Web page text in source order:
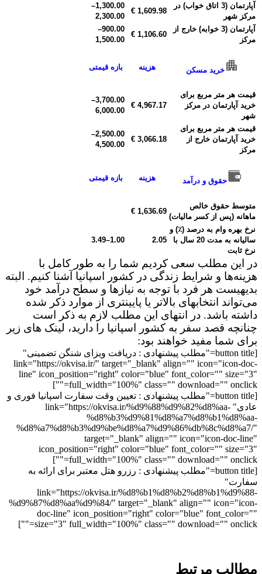
آپارتمان (3 اتاق خواب) در
مرکز شهر
1,609.98 €
1,300.00
–
2,300.00
آپارتمان (3 خوابه) خارج از
مرکز
1,106.60 €
900.00
–
1,500.00
خرید مسکن هزینه بازه قیمتی
قیمت هر متر مربع برای
خرید آپارتمان در مرکز
شهر
4,967.17 €
3,700.00
–
6,000.00
قیمت هر متر مربع برای
خرید آپارتمان خارج از
مرکز
3,066.18 €
2,500.00
–
4,500.00
حقوق و درآمد هزینه بازه قیمتی
متوسط ​​حقوق خالص
ماهانه (پس از کسر مالیات)
1,636.69 €
نرخ بهره وام به درصد (٪) و
سالیانه به مدت 20 سال با
نرخ ثابت
2.05
1.00
–
3.49
در این مطلب سعی کردیم شما را به طور کامل با
هزینه‌ها و شرایط زندگی در کشور اسپانیا آشنا کنیم. البته
بدیهیست هر فرد با توجه به نیازها و سطح درآمد خود
می‌تواند انتخابهای بالاتر یا پایینتری از موارد ذکر شده
داشته باشد. در انتهای این مطلب لازم به ذکر است
چنانچه قصد سفر به کشور اسپانیا را دارید، لینک های زیر
برای شما مفید خواهند بود:
[button title="مطلب پیشنهادی : دریافت ویزای شنگن تضمینی"
link="https://okvisa.ir/" target="_blank" align="" icon="icon-doc-
line" icon_position="right" color="blue" font_color="" size="3"
full_width="100%" class="" download="" onclick=""]
[button title="مطلب پیشنهادی : تعیین وقت سفارت اسپانیا فوری و
عادی" link="https://okvisa.ir/%d9%88%d9%82%d8%aa-
%d8%b3%d9%81%d8%a7%d8%b1%d8%aa-
%d8%a7%d8%b3%d9%be%d8%a7%d9%86%db%8c%d8%a7/"
target="_blank" align="" icon="icon-doc-line"
icon_position="right" color="blue" font_color="" size="3"
full_width="100%" class="" download="" onclick=""]
[button title="مطلب پیشنهادی : رزرو هتل معتبر برای ارائه به
سفارت"
link="https://okvisa.ir/%d8%b1%d8%b2%d8%b1%d9%88-
%d9%87%d8%aa%d9%84/" target="_blank" align="" icon="icon-
doc-line" icon_position="right" color="blue" font_color=""
size="3" full_width="100%" class="" download="" onclick=""]
مطالب مرتبط